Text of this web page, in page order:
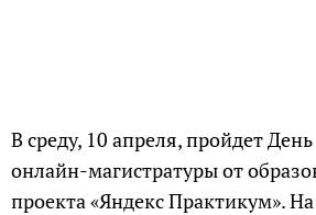
В среду, 10 апреля, пройдет
онлайн-магистратуры от
проекта «Яндекс Практикум».